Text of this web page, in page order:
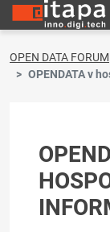
OPEN DATA FORUM
OPENDATA v